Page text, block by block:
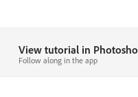
View tutorial in
Follow along in the app